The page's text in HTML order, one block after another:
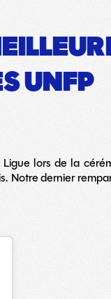
UNFP
lors de la
Notre dernier